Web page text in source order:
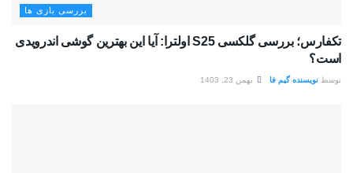
بررسی بازی ها
تکفارس؛ بررسی گلکسی S25 اولترا: آیا این بهترین گوشی اندرویدی
است؟
توسط نویسنده گیم فا بهمن 23, 1403